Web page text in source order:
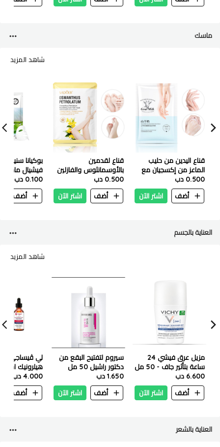
ماسك
شاهد المزيد
قناع اليدين من حليب
الماعز من إكسجيان مع
النيكوتيناميد - 35 غرام
0.500 دب
أضف
اشتر الآن
قناع لقدمين
بالأوسمانثوس والفازلين
المغذي بالبترولاتوم من
سادوير – 40 مل
0.500 دب
أضف
اشتر الآن
بوكيانا سنيل
فيشيال ماسك ٢٥ ملي
0.100 دب
أضف
العناية بالجسم
شاهد المزيد
مزيل عرق فيشي 24
ساعة بتأثير جاف - 50 مل
- 2595
6.600 دب
أضف
اشتر الآن
سيروم لتفتيح البقع من
دكتور راشيل 50 مل
1.650 دب
أضف
اشتر الآن
لي ڤيساجي
هيلرونيك
سيروم ٥٠ ملي
4.000 دب
أضف
العناية بالشعر